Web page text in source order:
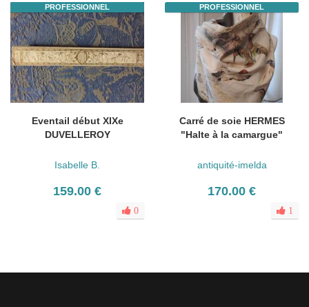
PROFESSIONNEL
Eventail début XIXe
DUVELLEROY
Isabelle B.
159.00 €
0
PROFESSIONNEL
Carré de soie HERMES
"Halte à la camargue"
antiquité-imelda
170.00 €
1